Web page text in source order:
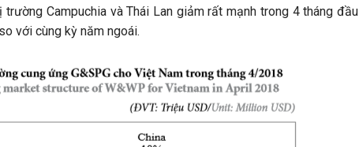
Campuchia và Thái Lan giảm rất mạnh trong 4 tháng đầu
với cùng kỳ năm ngoái.